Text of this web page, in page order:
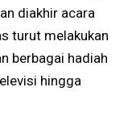
diakhir acara
turut melakukan
berbagai hadiah
hingga